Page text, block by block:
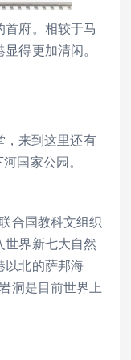
府。相较于马
得更加清闲。
来到这里还有
国家公园。
合国教科文组织
世界新七大自然
以北的萨邦海
洞是目前世界上